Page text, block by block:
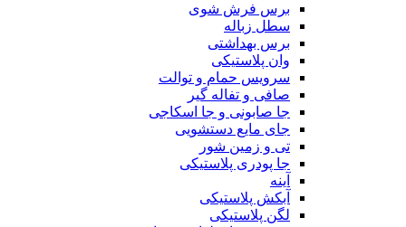
برس فرش شوی
سطل زباله
برس بهداشتی
وان پلاستیکی
سرویس حمام و توالت
صافی و تفاله گیر
جا صابونی و جا اسکاجی
جای مایع دستشویی
تی و زمین شور
جا پودری پلاستیکی
آینه
آبکش پلاستیکی
لگن پلاستیکی